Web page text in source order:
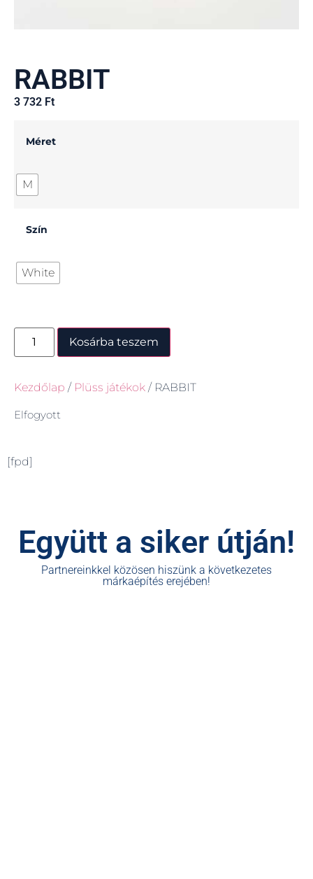
RABBIT
3 732 Ft
Méret
M
Szín
White
Kosárba teszem
Kezdőlap / Plüss játékok / RABBIT
Elfogyott
[fpd]
Együtt a siker útján!
Partnereinkkel közösen hiszünk a következetes
márkaépítés erejében!